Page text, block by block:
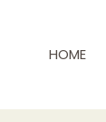
HOME